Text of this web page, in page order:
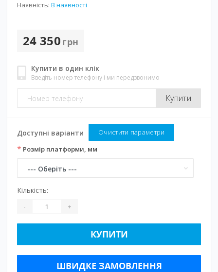
Наявність: В наявності
24 350 грн
Купити в один клік
Введіть номер телефону і ми передзвонимо
Купити
Доступні варіанти Очистити параметри
* Розмір платформи, мм
Кількість:
- +
КУПИТИ
ШВИДКЕ ЗАМОВЛЕННЯ